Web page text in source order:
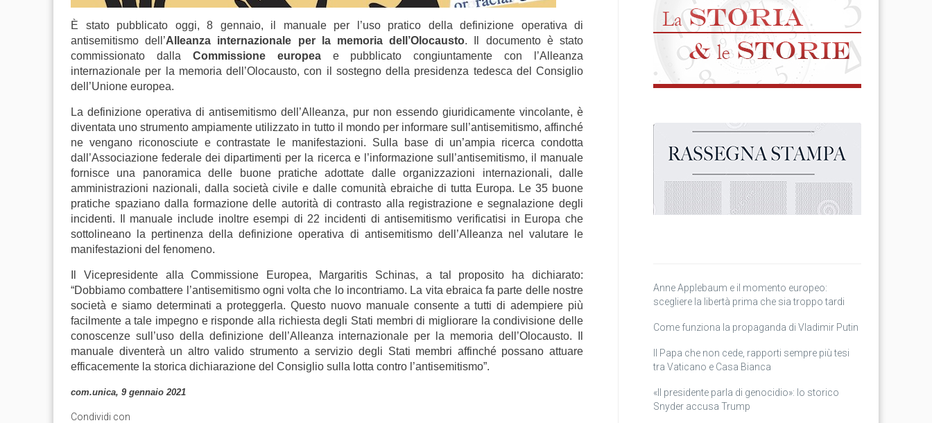
È stato pubblicato oggi, 8 gennaio, il manuale per l’uso pratico della definizione operativa di
antisemitismo dell’Alleanza internazionale per la memoria dell’Olocausto. Il documento è stato
commissionato dalla Commissione europea e pubblicato congiuntamente con l’Alleanza
internazionale per la memoria dell’Olocausto, con il sostegno della presidenza tedesca del Consiglio
dell’Unione europea.
La definizione operativa di antisemitismo dell’Alleanza, pur non essendo giuridicamente vincolante, è
diventata uno strumento ampiamente utilizzato in tutto il mondo per informare sull’antisemitismo, affinché
ne vengano riconosciute e contrastate le manifestazioni. Sulla base di un’ampia ricerca condotta
dall’Associazione federale dei dipartimenti per la ricerca e l’informazione sull’antisemitismo, il manuale
fornisce una panoramica delle buone pratiche adottate dalle organizzazioni internazionali, dalle
amministrazioni nazionali, dalla società civile e dalle comunità ebraiche di tutta Europa. Le 35 buone
pratiche spaziano dalla formazione delle autorità di contrasto alla registrazione e segnalazione degli
incidenti. Il manuale include inoltre esempi di 22 incidenti di antisemitismo verificatisi in Europa che
sottolineano la pertinenza della definizione operativa di antisemitismo dell’Alleanza nel valutare le
manifestazioni del fenomeno.
Il Vicepresidente alla Commissione Europea, Margaritis Schinas, a tal proposito ha dichiarato:
“Dobbiamo combattere l’antisemitismo ogni volta che lo incontriamo. La vita ebraica fa parte delle nostre
società e siamo determinati a proteggerla. Questo nuovo manuale consente a tutti di adempiere più
facilmente a tale impegno e risponde alla richiesta degli Stati membri di migliorare la condivisione delle
conoscenze sull’uso della definizione dell’Alleanza internazionale per la memoria dell’Olocausto. Il
manuale diventerà un altro valido strumento a servizio degli Stati membri affinché possano attuare
efficacemente la storica dichiarazione del Consiglio sulla lotta contro l’antisemitismo”.
com.unica, 9 gennaio 2021
Condividi con
Anne Applebaum e il momento europeo:
scegliere la libertà prima che sia troppo tardi
Come funziona la propaganda di Vladimir Putin
Il Papa che non cede, rapporti sempre più tesi
tra Vaticano e Casa Bianca
«Il presidente parla di genocidio»: lo storico
Snyder accusa Trump